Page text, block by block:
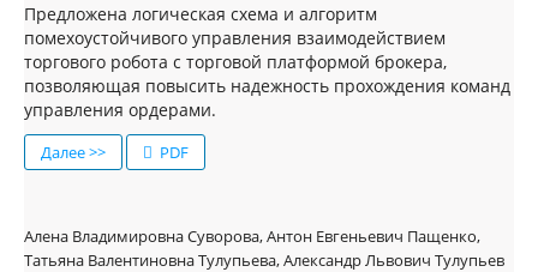
Предложена логическая схема и алгоритм
помехоустойчивого управления взаимодействием
торгового робота с торговой платформой брокера,
позволяющая повысить надежность прохождения команд
управления ордерами.
Далее >> PDF
Алена Владимировна Суворова, Антон Евгеньевич Пащенко,
Татьяна Валентиновна Тулупьева, Александр Львович Тулупьев